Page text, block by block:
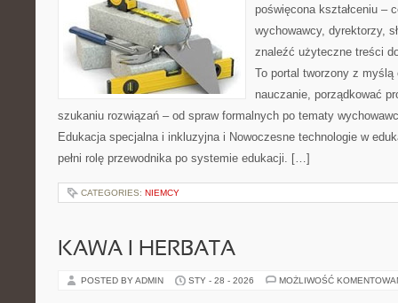
poświęcona kształceniu –
wychowawcy, dyrektorzy,
znaleźć użyteczne treści
To portal tworzony z myślą
nauczanie, porządkować
szukaniu rozwiązań – od spraw formalnych po tematy
Edukacja specjalna i inkluzyjna i Nowoczesne technologie w
pełni rolę przewodnika po systemie edukacji. […]
CATEGORIES: NIEMCY
KAWA I HERBATA
POSTED BY ADMIN STY - 28 - 2026 MOŻLIWOŚĆ